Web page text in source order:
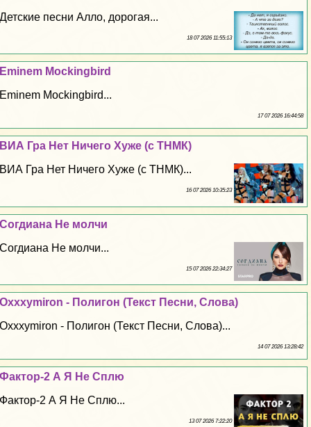
Детские песни Алло, дорогая...
18 07 2026 11:55:13
Eminem Mockingbird
Eminem Mockingbird...
17 07 2026 16:44:58
ВИА Гра Нет Ничего Хуже (с ТНМК)
ВИА Гра Нет Ничего Хуже (с ТНМК)...
16 07 2026 10:35:23
Согдиана Не молчи
Согдиана Не молчи...
15 07 2026 22:34:27
Oxxxymiron - Полигон (Текст Песни, Слова)
Oxxxymiron - Полигон (Текст Песни, Слова)...
14 07 2026 13:28:42
Фактор-2 А Я Не Сплю
Фактор-2 А Я Не Сплю...
13 07 2026 7:22:20